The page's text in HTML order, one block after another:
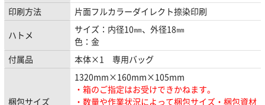
印刷方法
片面フルカラーダイレクト捺染印刷
ハトメ
サイズ：内径10㎜、外径18㎜
色：金
付属品
本体×1 専用バッグ
梱包サイズ
1320mm×160mm×105mm
・箱のご指定はお受けできかねます。
・数量や作業状況によって梱包サイズ・梱包資材